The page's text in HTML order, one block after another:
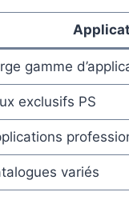
gamme
exclusifs PS
variés